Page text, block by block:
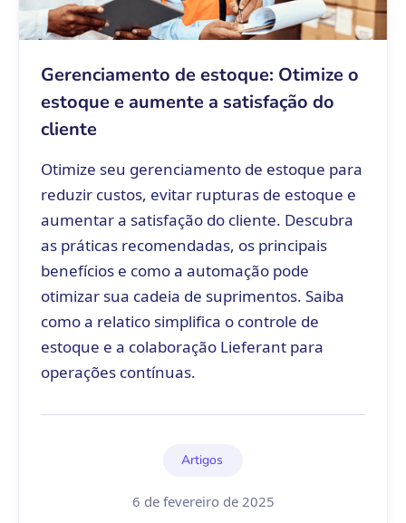
Gerenciamento de estoque: Otimize o
estoque e aumente a satisfação do
cliente
Otimize seu gerenciamento de estoque para
reduzir custos, evitar rupturas de estoque e
aumentar a satisfação do cliente. Descubra
as práticas recomendadas, os principais
benefícios e como a automação pode
otimizar sua cadeia de suprimentos. Saiba
como a relatico simplifica o controle de
estoque e a colaboração Lieferant para
operações contínuas.
Artigos
6 de fevereiro de 2025